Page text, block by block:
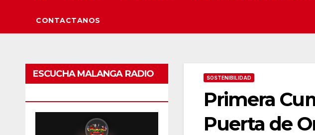
CONTACTANOS
ESCUCHA MALANGA RADIO
SOSTENIBILIDAD
Primera
Puerta de